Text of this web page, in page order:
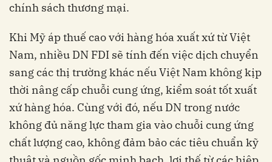
chính sách thương mại.
Khi Mỹ áp thuế cao với hàng hóa xuất xứ từ Việt
Nam, nhiều DN FDI sẽ tính đến việc dịch chuyển
sang các thị trường khác nếu Việt Nam không kịp
thời nâng cấp chuỗi cung ứng, kiểm soát tốt xuất
xứ hàng hóa. Cùng với đó, nếu DN trong nước
không đủ năng lực tham gia vào chuỗi cung ứng
chất lượng cao, không đảm bảo các tiêu chuẩn kỹ